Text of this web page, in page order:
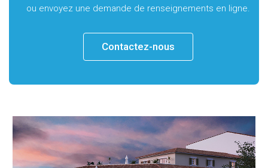
ou envoyez une demande de renseignements en ligne.
Contactez-nous